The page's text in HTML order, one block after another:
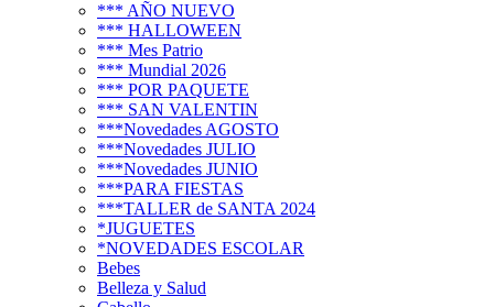
*** AÑO NUEVO
*** HALLOWEEN
*** Mes Patrio
*** Mundial 2026
*** POR PAQUETE
*** SAN VALENTIN
***Novedades AGOSTO
***Novedades JULIO
***Novedades JUNIO
***PARA FIESTAS
***TALLER de SANTA 2024
*JUGUETES
*NOVEDADES ESCOLAR
Bebes
Belleza y Salud